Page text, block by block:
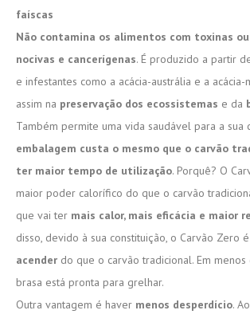
faíscas
Não contamina os alimentos com toxinas
nocivas e cancerígenas. É produzido a partir
e infestantes como a acácia-austrália e a acácia-
assim na preservação dos ecossistemas e da
Também permite uma vida saudável para a sua
embalagem custa o mesmo que o carvão
ter maior tempo de utilização. Porquê? O
maior poder calorífico do que o carvão
que vai ter mais calor, mais eficácia e maior
disso, devido à sua constituição, o Carvão Zero é
acender do que o carvão tradicional. Em
brasa está pronta para grelhar.
Outra vantagem é haver menos desperdício.